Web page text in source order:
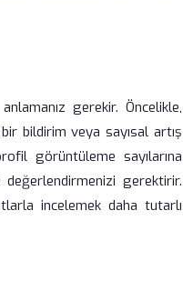
gerekir. Öncelikle,
bildirim veya sayısal artış
görüntüleme sayılarına
gerektirir.
incelemek daha tutarlı